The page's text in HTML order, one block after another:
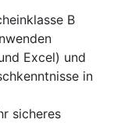
B
Excel) und
in
sicheres